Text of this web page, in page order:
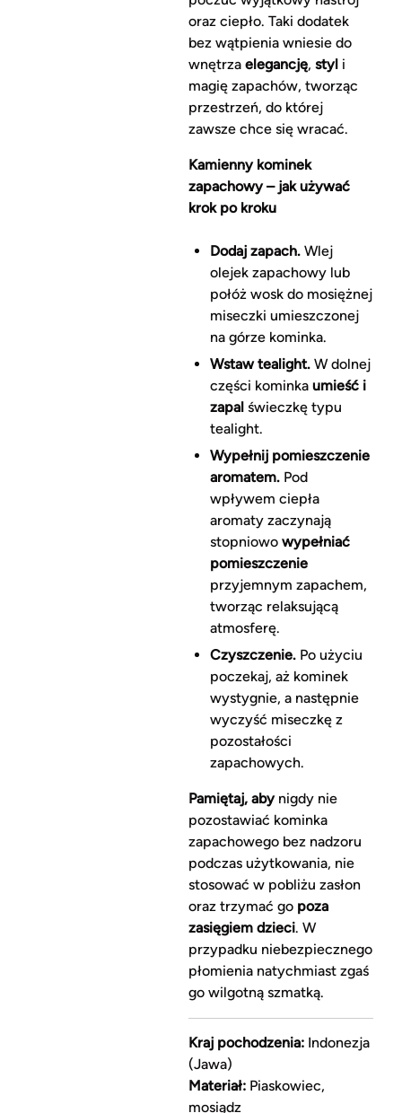
oraz ciepło. Taki dodatek
bez wątpienia wniesie do
wnętrza elegancję, styl i
magię zapachów, tworząc
przestrzeń, do której
zawsze chce się wracać.
Kamienny kominek
zapachowy – jak używać
krok po kroku
Dodaj zapach.Wlej
olejek zapachowy lub
połóż wosk do mosiężnej
miseczki umieszczonej
na górze kominka.
Wstaw tealight.W dolnej
części kominka umieść i
zapal świeczkę typu
tealight.
Wypełnij pomieszczenie
aromatem.Pod
wpływem ciepła
aromaty zaczynają
stopniowo wypełniać
pomieszczenie
przyjemnym zapachem,
tworząc relaksującą
atmosferę.
Czyszczenie.Po użyciu
poczekaj, aż kominek
wystygnie, a następnie
wyczyść miseczkę z
pozostałości
zapachowych.
Pamiętaj, abynigdy nie
pozostawiać kominka
zapachowego bez nadzoru
podczas użytkowania, nie
stosować w pobliżu zasłon
oraz trzymać go poza
zasięgiem dzieci. W
przypadku niebezpiecznego
płomienia natychmiast zgaś
go wilgotną szmatką.
Kraj pochodzenia:Indonezja
(Jawa)
Materiał:Piaskowiec,
mosiądz